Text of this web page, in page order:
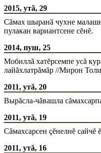
2015, утă, 29
Сăмах шыранӑ чухне
пулакан вариантсене сĕнĕ.
2014, пуш, 25
Мобиллă хатĕрсемпе усă
лайăхлатрăмăр //Мирон
2011, утă, 20
Вырăсла-чăвашла
2011, утă, 19
Сăмахсарсен çĕнелнĕ сайчĕ
2011, утă, 16